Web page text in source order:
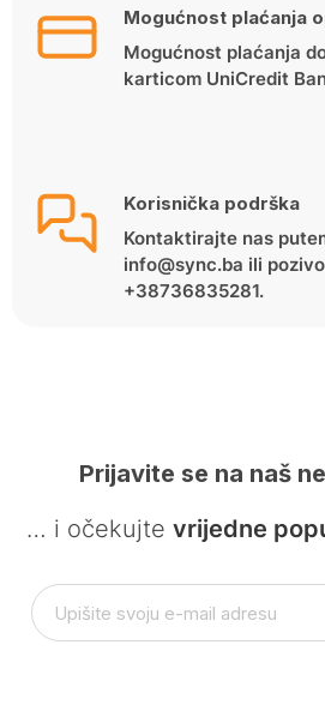
Mogućnost plaćanja
Mogućnost plaćanja
karticom UniCredit
Korisnička podrška
Kontaktirajte nas
info@sync.ba ili
+38736835281.
Prijavite se na naš
… i očekujte vrijedne